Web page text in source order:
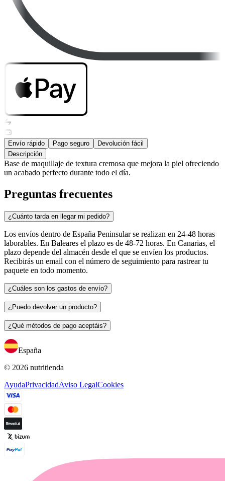
Envío rápido Pago seguro
Devolución fácil
Descripción
Base de maquillaje de textura cremosa que mejora la piel ofreciendo
un acabado perfecto durante todo el día.
Preguntas frecuentes
¿Cuánto tarda en llegar mi pedido?
Los envíos dentro de España Peninsular se realizan en 24-48 horas
laborables. En Baleares el plazo es de 48-72 horas. En Canarias, el
plazo depende del almacén desde el que se envíen los productos.
Recibirás un email con el número de seguimiento para rastrear tu
paquete en todo momento.
¿Cuáles son los gastos de envío?
¿Puedo devolver un producto?
¿Qué métodos de pago aceptáis?
España
© 2026 nutritienda
AyudaPrivacidadAviso LegalCookies